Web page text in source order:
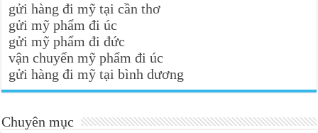
gửi hàng đi mỹ tại cần thơ
gửi mỹ phẩm đi úc
gửi mỹ phẩm đi đức
vận chuyển mỹ phẩm đi úc
gửi hàng đi mỹ tại bình dương
Chuyên mục